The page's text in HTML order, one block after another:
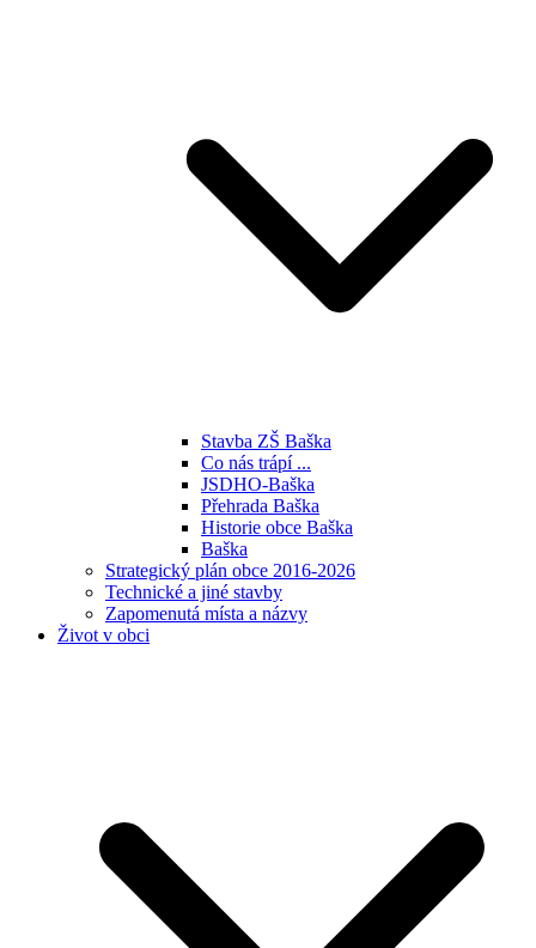
Stavba ZŠ Baška
Co nás trápí ...
JSDHO-Baška
Přehrada Baška
Historie obce Baška
Baška
Strategický plán obce 2016-2026
Technické a jiné stavby
Zapomenutá místa a názvy
Život v obci